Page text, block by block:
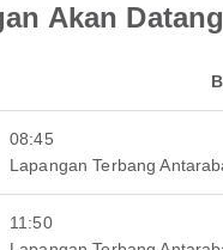
Akan Datang
08:45
Lapangan Terbang
11:50